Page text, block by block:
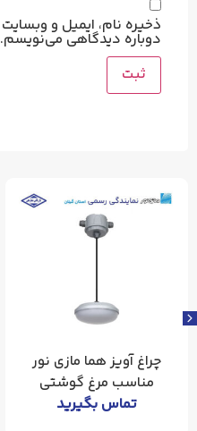
ذخیره نام، ایمیل و
دوباره دیدگاهی می‌نویسم.
چراغ آویز هما مازی نور
مناسب مرغ گوشتی
تماس بگیرید